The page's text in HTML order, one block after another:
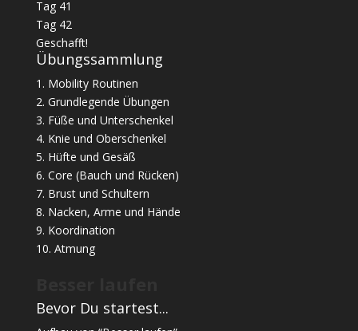
Tag 41
Tag 42
Geschafft!
Übungssammlung
1. Mobility Routinen
2. Grundlegende Übungen
3. Füße und Unterschenkel
4. Knie und Oberschenkel
5. Hüfte und Gesäß
6. Core (Bauch und Rücken)
7. Brust und Schultern
8. Nacken, Arme und Hände
9. Koordination
10. Atmung
Bevor Du startest...